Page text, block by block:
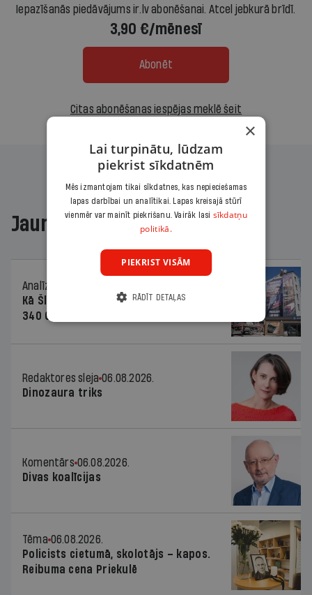
Iepazīšanās piedāvājums ir.lv abonēšanai. Atcel jebkurā brīdī.
3,90 €/mēnesī
Abonēt
Citas abonēšanas iespējas meklē šeit
Jaunākajā žurnālā
Analīze
Kā Šlesera partija palika nesodīta par
340 000 vērtu reklāmas kampaņu
Redaktores sleja 06.08.2026.
Dinozaura triks
Komentārs 06.08.2026.
Divas koalīcijas
Tēma 06.08.2026.
Policists cietumā, skolotājs – kapos.
Reibuma cena Priekulē
×
Lai turpinātu, lūdzam
piekrist sīkdatnēm
Mēs izmantojam tikai sīkdatnes, kas nepieciešamas
lapas darbībai un analītikai. Lapas kreisajā stūrī
vienmēr var mainīt piekrišanu. Vairāk lasi sīkdatņu
politikā.
PIEKRIST VISĀM
RĀDĪT DETAĻAS